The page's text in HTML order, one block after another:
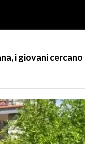
i giovani cercano